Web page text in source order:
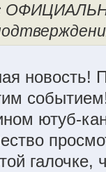
новость!
ютуб-
галочке,